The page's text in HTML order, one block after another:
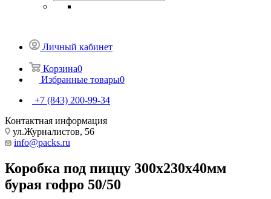
Личный кабинет
Корзина0
Избранные товары0
+7 (843) 200-99-34
Контактная информация
ул.Журналистов, 56
info@packs.ru
Коробка под пиццу 300х230х40мм
бурая гофро 50/50